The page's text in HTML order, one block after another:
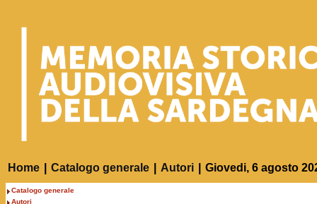
Home Catalogo generale Autori Giovedi, 6 agosto
Catalogo generale
Autori